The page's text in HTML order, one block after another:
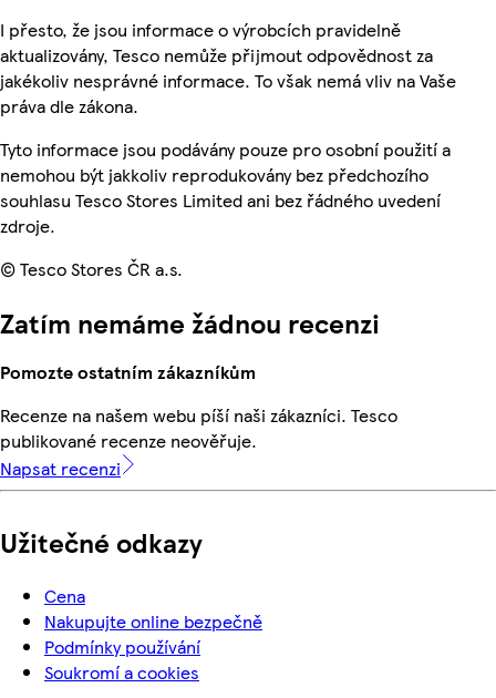
I přesto, že jsou informace o výrobcích pravidelně
aktualizovány, Tesco nemůže přijmout odpovědnost za
jakékoliv nesprávné informace. To však nemá vliv na Vaše
práva dle zákona.
Tyto informace jsou podávány pouze pro osobní použití a
nemohou být jakkoliv reprodukovány bez předchozího
souhlasu Tesco Stores Limited ani bez řádného uvedení
zdroje.
© Tesco Stores ČR a.s.
Zatím nemáme žádnou recenzi
Pomozte ostatním zákazníkům
Recenze na našem webu píší naši zákazníci. Tesco
publikované recenze neověřuje.
Napsat recenzi
Užitečné odkazy
Cena
Nakupujte online bezpečně
Podmínky používání
Soukromí a cookies